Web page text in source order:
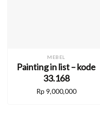
MEBEL
Painting in list – kode
33.168
Rp 9,000,000